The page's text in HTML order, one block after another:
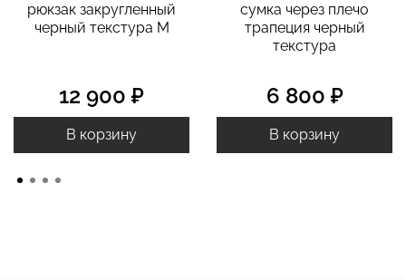
рюкзак закругленный
черный текстура M
12 900 ₽
В корзину
cумка через плечо
трапеция черный
текстура
6 800 ₽
В корзину